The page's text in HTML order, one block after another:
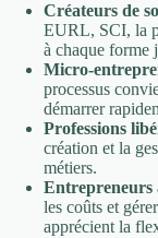
Créateurs de
EURL, SCI, la
à chaque forme
Micro-
processus
démarrer
Professions
création et la
métiers.
Entrepreneurs
les coûts et
apprécient la